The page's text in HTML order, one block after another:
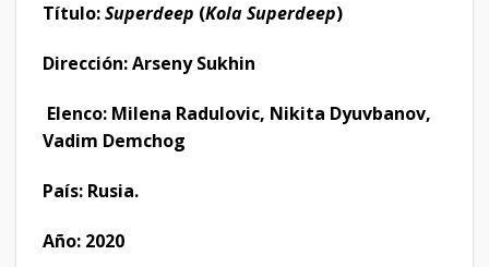
Título:Superdeep (Kola Superdeep)
Dirección: Arseny Sukhin
Elenco: Milena Radulovic, Nikita Dyuvbanov,
Vadim Demchog
País: Rusia.
Año: 2020